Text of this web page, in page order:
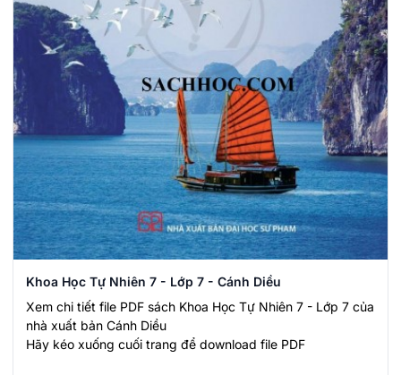
Khoa Học Tự Nhiên 7 - Lớp 7 - Cánh Diều
Xem chi tiết file PDF sách Khoa Học Tự Nhiên 7 - Lớp 7 của
nhà xuất bản Cánh Diều
Hãy kéo xuống cuối trang để download file PDF